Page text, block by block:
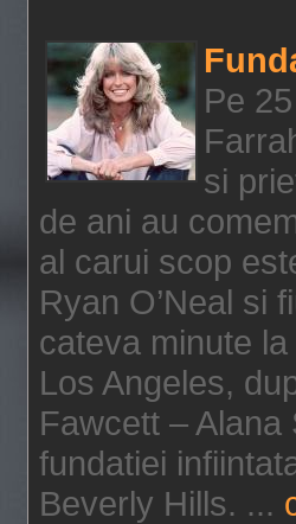
Pe
si
de ani au
al carui scop
Ryan O’Neal si
cateva minute
Los Angeles,
Fawcett – Alana
fundatiei
Beverly Hills. ...